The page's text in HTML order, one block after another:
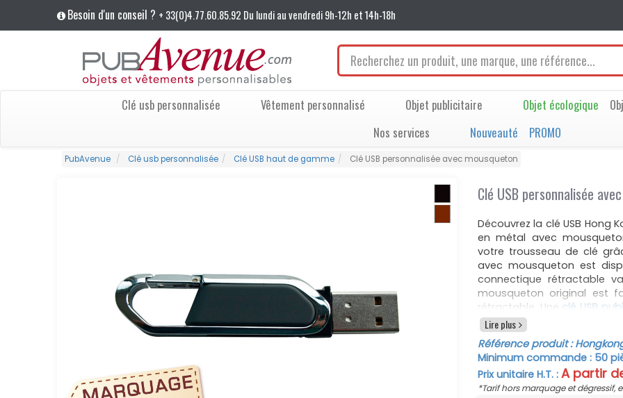
Besoin d'un conseil ? + 33(0)4.77.60.85.92 Du lundi au vendredi 9h-12h et 14h-18h
Clé usb personnalisée Vêtement personnalisé Objet publicitaire Objet écologique
Nos services
Nouveauté PROMO
PubAvenue Clé usb personnalisée Clé USB haut de gamme Clé USB personnalisée avec mousqueton
Clé USB personnalisée
Découvrez la clé USB Hong
en métal avec
votre trousseau de clé
avec mousqueton est
connectique rétractable
mousqueton original est
rétractable. Une clé USB
1go à 64 go. Une clé USB
de votre choix, un
associations. Choisissez
sérigraphie ou optez plutôt
vie du marquage. Le
dans le tarif sur la base de
Lire plus
Référence produit :
Minimum commande : 50
Prix unitaire H.T. : A partir
*Tarif hors marquage et dégressif,